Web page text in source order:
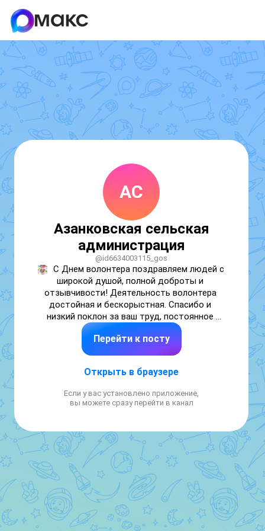
АС
Азанковская сельская
администрация
@id6634003115_gos
С Днем волонтера поздравляем людей с
широкой душой, полной доброты и
отзывчивости! Деятельность волонтера
достойная и бескорыстная. Спасибо и
низкий поклон за ваш труд, постоянное
желание помочь нуждающимся! Желаем,
чтоб за ваши чистые сердца вы получили
много подарков судьбы в виде здоровья,
Азанковская сельская администрация.
Перейти к посту
Открыть в браузере
Если у вас установлено приложение,
вы можете сразу перейти в канал